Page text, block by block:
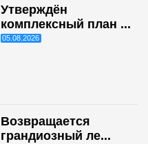
Утверждён
комплексный план ...
05.08.2026
Возвращается
грандиозный ле...